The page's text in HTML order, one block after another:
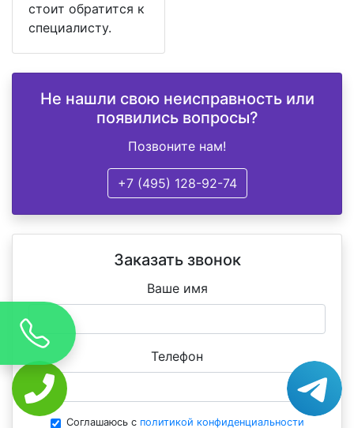
стоит обратится к
специалисту.
Не нашли свою неисправность или
появились вопросы?
Позвоните нам!
+7 (495) 128-92-74
Заказать звонок
Ваше имя
Телефон
Соглашаюсь с политикой конфиденциальности